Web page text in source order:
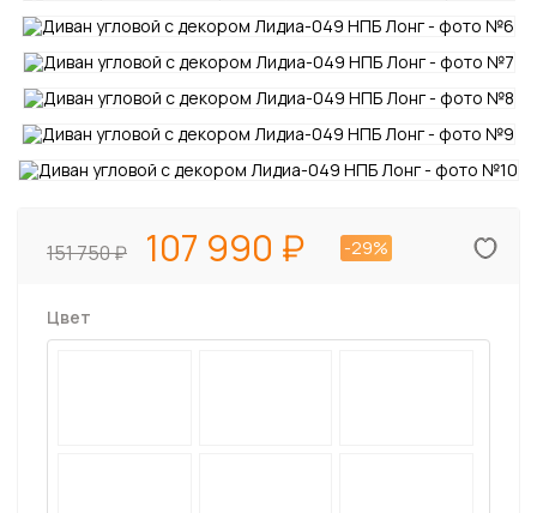
151 750 107 990 -29%
Цвет